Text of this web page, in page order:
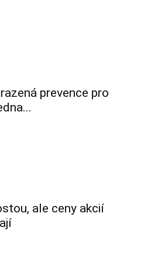
prevence pro
ale ceny akcií